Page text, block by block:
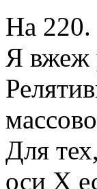
На 220.
Я вжеж
Для
оси Х